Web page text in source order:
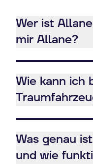
Wer ist
mir Allane?
Wie kann ich
Was genau
und wie